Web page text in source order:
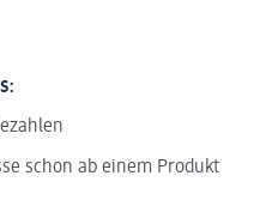
schon ab einem Produkt